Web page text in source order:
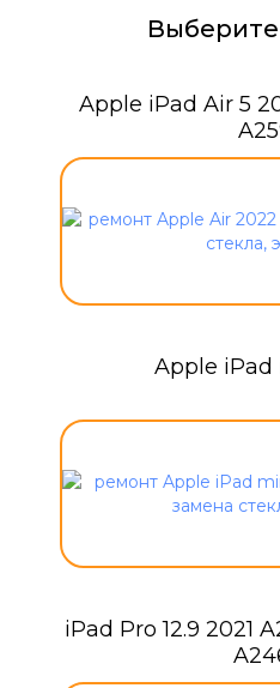
Apple iPad Air 5
Apple iPad
iPad Pro 12.9 2021